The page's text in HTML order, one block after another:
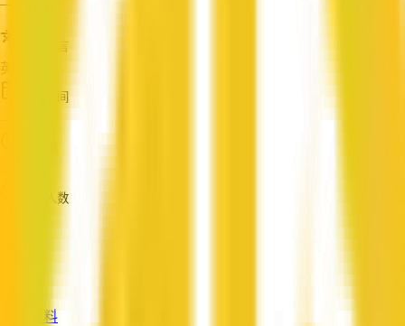
—
服务语言
英语
成立时间
员工人数
查看资料